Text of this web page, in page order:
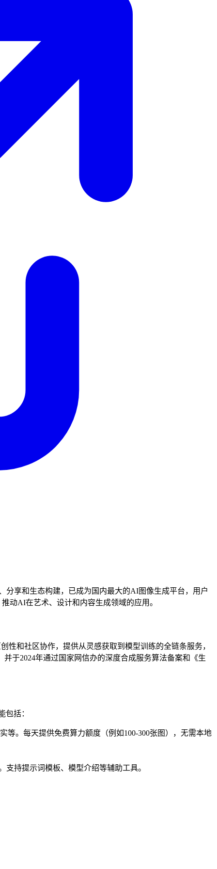
享和生态构建，已成为国内最大的AI图像生成平台，用户
动AI在艺术、设计和内容生成领域的应用。
和社区协作，提供从灵感获取到模型训练的全链条服务，
于2024年通过国家网信办的深度合成服务算法备案和《生
包括：
。每天提供免费算力额度（例如100-300张图），无需本地
持提示词模板、模型介绍等辅助工具。